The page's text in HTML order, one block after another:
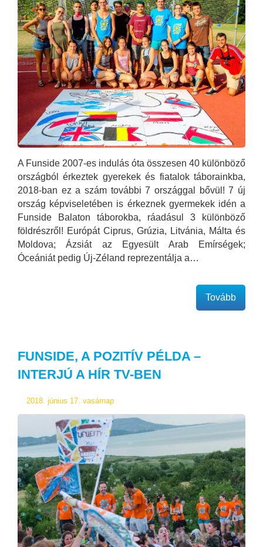
A Funside 2007-es indulás óta összesen 40 különböző
országból érkeztek gyerekek és fiatalok táborainkba,
2018-ban ez a szám további 7 országgal bővül! 7 új
ország képviseletében is érkeznek gyermekek idén a
Funside Balaton táborokba, ráadásul 3 különböző
földrészről! Európát Ciprus, Grúzia, Litvánia, Málta és
Moldova; Ázsiát az Egyesült Arab Emírségek;
Óceániát pedig Új-Zéland reprezentálja a…
Tovább
FUNSIDE, A POZITÍV PÉLDA –
INTERJÚ A HÍR TV-BEN
2018. június 17. vasárnap